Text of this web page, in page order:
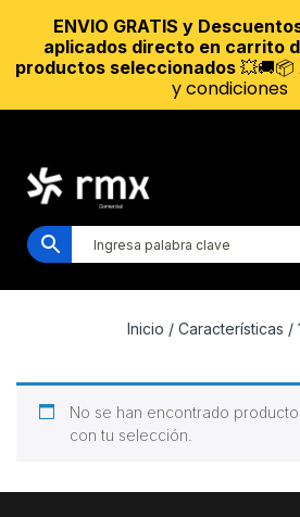
Inicio / Características /
No se han encontrado
con tu selección.
ENVIO GRATIS y
aplicados directo en carrito
productos seleccionados
y condiciones